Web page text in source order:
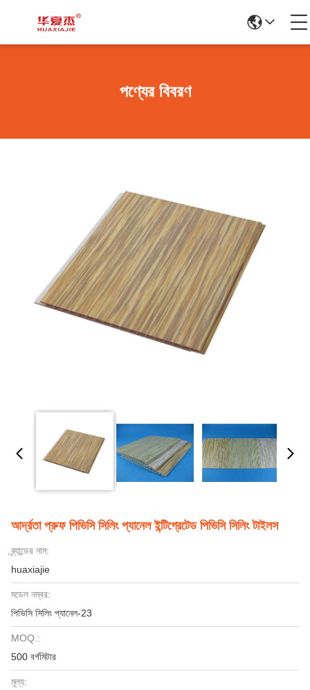
পণ্যের বিবরণ
আর্দ্রতা প্রুফ পিভিসি সিলিং প্যানেল ইন্টিগ্রেটেড পিভিসি সিলিং টাইলস
ব্র্যান্ডের নাম:
huaxiajie
মডেল নম্বর:
পিভিসি সিলিং প্যানেল-23
MOQ.:
500 বর্গমিটার
মূল্য: